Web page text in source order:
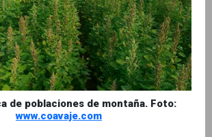
de poblaciones de montaña. Foto:
www.coavaje.com